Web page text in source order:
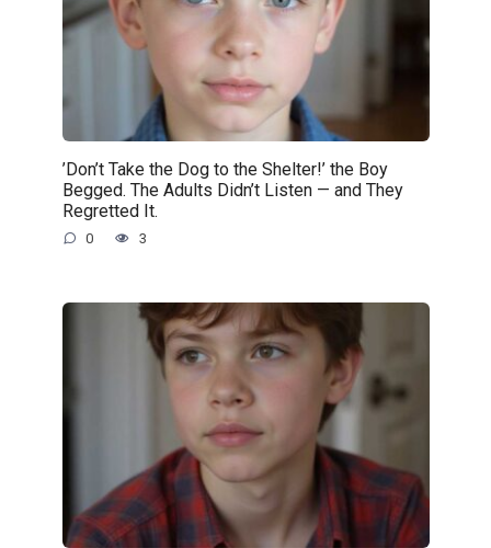
’Don’t Take the Dog to the Shelter!’ the Boy
Begged. The Adults Didn’t Listen — and They
Regretted It.
0 3